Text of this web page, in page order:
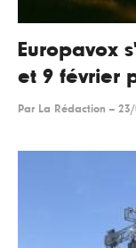
Europavox
et 9 février
Par La Rédaction --